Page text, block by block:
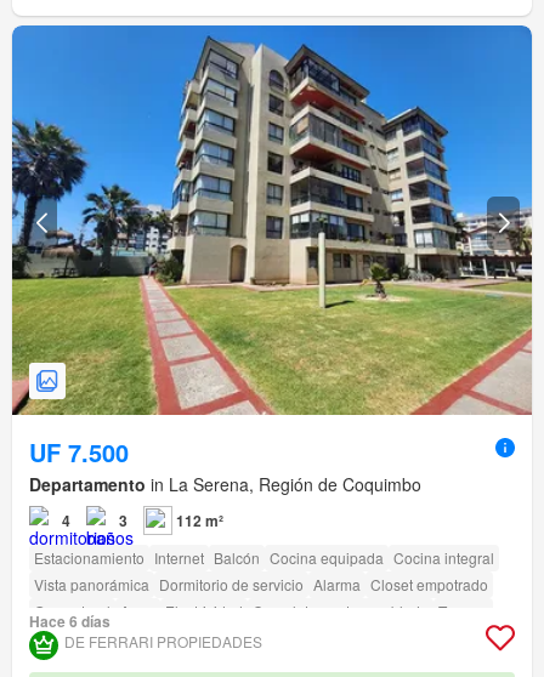
UF 7.500
Departamento in La Serena, Región de Coquimbo
4 3 112 m²
Estacionamiento Internet Balcón Cocina equipada Cocina integral
Vista panorámica Dormitorio de servicio Alarma Closet empotrado
Gas natural
Agua Electricidad Completamente amoblado
Terraza
amenity_wi_fi Seguridad Piscina
Sauna
Conserje
Hace 6 días
DE FERRARI PROPIEDADES